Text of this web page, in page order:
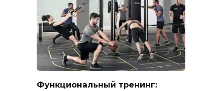
Функциональный тренинг: